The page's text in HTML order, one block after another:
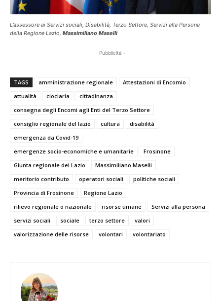
L’assessore ai Servizi sociali, Disabilità, Terzo Settore, Servizi alla Persona
della Regione Lazio, Massimiliano Maselli
- Pubblicità -
TAGS amministrazione regionale
Attestazioni di Encomio
attualità
ciociaria
cittadinanza
consegna degli Encomi agli Enti del Terzo Settore
consiglio regionale del lazio
cultura
disabilità
emergenza da Covid-19
emergenze socio-economiche e umanitarie
Frosinone
Giunta regionale del Lazio
Massimiliano Maselli
meritorio contributo
operatori sociali
politiche sociali
Provincia di Frosinone
Regione Lazio
rilievo regionale o nazionale
risorse umane
Servizi alla persona
servizi sociali
sociale terzo settore
valori
valorizzazione delle risorse
volontari volontariato